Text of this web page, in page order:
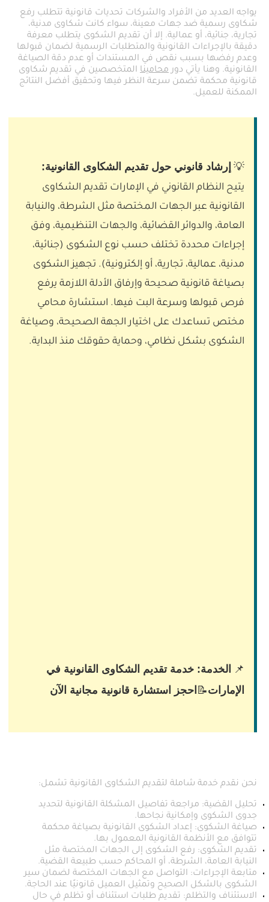
يواجه العديد من الأفراد والشركات تحديات قانونية تتطلب رفع
شكاوى رسمية ضد جهات معينة، سواء كانت شكاوى مدنية،
تجارية، جنائية، أو عمالية. إلا أن تقديم الشكوى يتطلب معرفة
دقيقة بالإجراءات القانونية والمتطلبات الرسمية لضمان قبولها
وعدم رفضها بسبب نقص في المستندات أو عدم دقة الصياغة
القانونية. وهنا يأتي دورمحاميناالمتخصصين في تقديم شكاوى
قانونية محكمة تضمن سرعة النظر فيها وتحقيق أفضل النتائج
الممكنة للعميل.
💡إرشاد قانوني حول تقديم الشكاوى القانونية:
يتيح النظام القانوني في الإمارات تقديم الشكاوى
القانونية عبر الجهات المختصة مثل الشرطة، والنيابة
العامة، والدوائر القضائية، والجهات التنظيمية، وفق
إجراءات محددة تختلف حسب نوع الشكوى (جنائية،
مدنية، عمالية، تجارية، أو إلكترونية). تجهيز الشكوى
بصياغة قانونية صحيحة وإرفاق الأدلة اللازمة يرفع
فرص قبولها وسرعة البت فيها. استشارة محامي
مختص تساعدك على اختيار الجهة الصحيحة، وصياغة
الشكوى بشكل نظامي، وحماية حقوقك منذ البداية.
📌 الخدمة:خدمة تقديم الشكاوى القانونية في
الإمارات📝احجز استشارة قانونية مجانية الآن
نحن نقدم خدمة شاملة لتقديم الشكاوى القانونية تشمل:
تحليل القضية: مراجعة تفاصيل المشكلة القانونية لتحديد
جدوى الشكوى وإمكانية نجاحها.
صياغة الشكوى: إعداد الشكوى القانونية بصياغة محكمة
تتوافق مع الأنظمة القانونية المعمول بها.
تقديم الشكوى: رفع الشكوى إلى الجهات المختصة مثل
النيابة العامة، الشرطة، أو المحاكم حسب طبيعة القضية.
متابعة الإجراءات: التواصل مع الجهات المختصة لضمان سير
الشكوى بالشكل الصحيح وتمثيل العميل قانونيًا عند الحاجة.
الاستئناف والتظلم: تقديم طلبات استئناف أو تظلم في حال